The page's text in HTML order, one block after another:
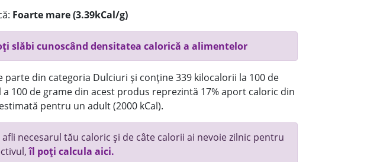
Foarte mare (3.39kCal/g)
slăbi cunoscând densitatea calorică a alimentelor
parte din categoria Dulciuri și conține 339 kilocalorii la 100 de
a 100 de grame din acest produs reprezintă 17% aport caloric din
pentru un adult (2000 kCal).
afli necesarul tău caloric și de câte calorii ai nevoie zilnic pentru
îl poți calcula aici.